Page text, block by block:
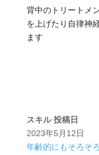
背中のトリートメ
を上げたり自律神
ます
スキル 投稿日
2023年5月12日
年齢的にもそろそ